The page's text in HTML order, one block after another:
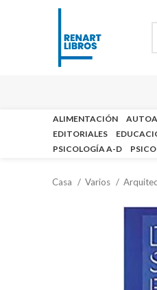
ALIMENTACIÓN
EDITORIALES
PSICOLOGÍA A-D
Casa Varios